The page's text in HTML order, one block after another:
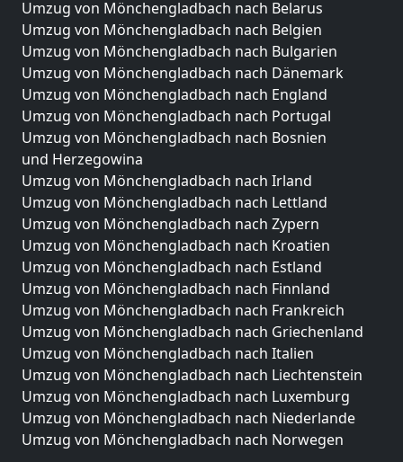
Umzug von Mönchengladbach nach Belarus
Umzug von Mönchengladbach nach Belgien
Umzug von Mönchengladbach nach Bulgarien
Umzug von Mönchengladbach nach Dänemark
Umzug von Mönchengladbach nach England
Umzug von Mönchengladbach nach Portugal
Umzug von Mönchengladbach nach Bosnien
und Herzegowina
Umzug von Mönchengladbach nach Irland
Umzug von Mönchengladbach nach Lettland
Umzug von Mönchengladbach nach Zypern
Umzug von Mönchengladbach nach Kroatien
Umzug von Mönchengladbach nach Estland
Umzug von Mönchengladbach nach Finnland
Umzug von Mönchengladbach nach Frankreich
Umzug von Mönchengladbach nach Griechenland
Umzug von Mönchengladbach nach Italien
Umzug von Mönchengladbach nach Liechtenstein
Umzug von Mönchengladbach nach Luxemburg
Umzug von Mönchengladbach nach Niederlande
Umzug von Mönchengladbach nach Norwegen